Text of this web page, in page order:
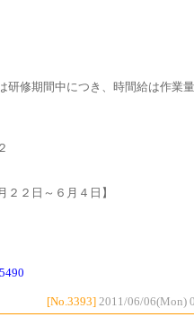
修期間中につき、時間給は作業
２２日～６月４日】
[No.3393] 2011/06/06(Mon)